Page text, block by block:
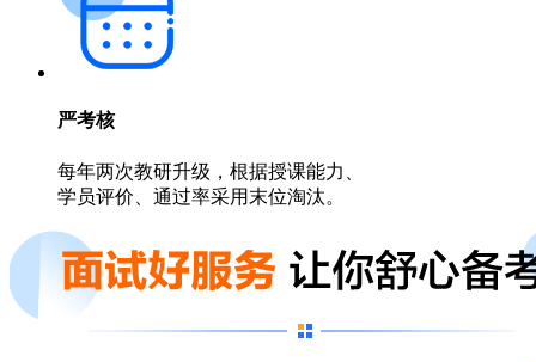
严考核
每年两次教研升级，根据授课能力、
学员评价、通过率采用末位淘汰。